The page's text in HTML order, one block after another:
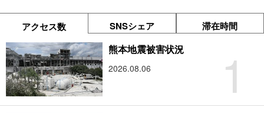
アクセス数 SNSシェア 滞在時間
1
熊本地震被害状況
2026.08.06